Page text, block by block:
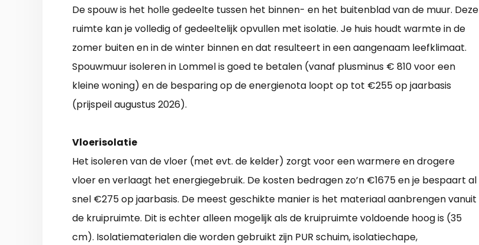
De spouw is het holle gedeelte tussen het binnen- en het buitenblad van de muur. Deze
ruimte kan je volledig of gedeeltelijk opvullen met isolatie. Je huis houdt warmte in de
zomer buiten en in de winter binnen en dat resulteert in een aangenaam leefklimaat.
Spouwmuur isoleren in Lommel is goed te betalen (vanaf plusminus € 810 voor een
kleine woning) en de besparing op de energienota loopt op tot €255 op jaarbasis
(prijspeil augustus 2026).
Vloerisolatie
Het isoleren van de vloer (met evt. de kelder) zorgt voor een warmere en drogere
vloer en verlaagt het energiegebruik. De kosten bedragen zo’n €1675 en je bespaart al
snel €275 op jaarbasis. De meest geschikte manier is het materiaal aanbrengen vanuit
de kruipruimte. Dit is echter alleen mogelijk als de kruipruimte voldoende hoog is (35
cm). Isolatiematerialen die worden gebruikt zijn PUR schuim, isolatiechape,